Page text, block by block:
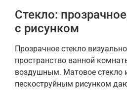
Стекло:
с рисунком
Прозрачное стекло
пространство ванной
воздушным. Матовое стекло
пескоструйным рисунком